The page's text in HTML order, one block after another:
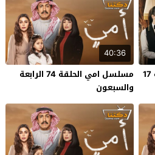
مسلسل اذا خسر الملك الحلقة 17
40:36
مسلسل امي الحلقة 74 الرابعة
والسبعون